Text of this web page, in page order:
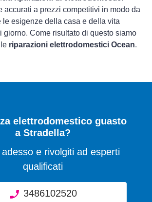
accurati a prezzi competitivi in modo da
le esigenze della casa e della vita
giorno. Come risultato di questo siamo
riparazioni elettrodomestici Ocean.
elettrodomestico guasto
a Stradella?
e rivolgiti ad esperti
qualificati
3486102520